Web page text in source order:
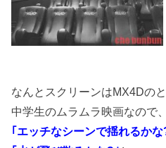
なんとスクリーンはMX4Dの
中学生のムラムラ映画なので、
｢エッチなシーンで揺れるかな